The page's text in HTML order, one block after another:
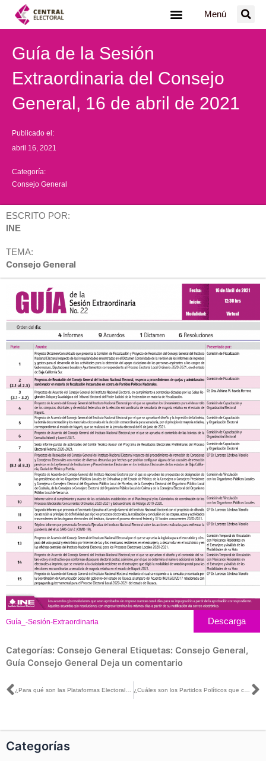
Menú
Guía de la Sesión
Extraordinaria del Consejo
General, 16 de abril de 2021
Publicado el:
abril 16, 2021
Categoría:
Consejo General
ESCRITO POR:
INE
TEMA:
Consejo General
Guía_-Sesión-Extraordinaria Descarga
Categorías: Consejo General Etiquetas: Consejo General,
Guía Consejo General Deja un comentario
Ant ¿Cuáles son los Partidos Políticos que competirán estas elecciones?
Categorías